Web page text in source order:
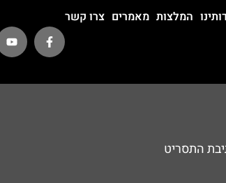
המלצות מאמרים צרו קשר